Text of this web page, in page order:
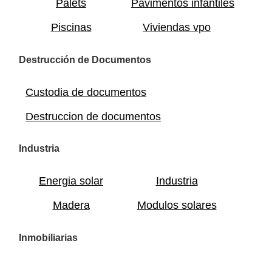
Palets
Pavimentos infantiles
Piscinas
Viviendas vpo
Destrucción de Documentos
Custodia de documentos
Destruccion de documentos
Industria
Energia solar
Industria
Madera
Modulos solares
Inmobiliarias